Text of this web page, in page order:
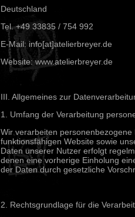
Deutschland
Tel. +49 33835 / 754 992
E-Mail: info[at]atelierbreyer.de
Website: www.atelierbreyer.de
III. Allgemeines zur
1. Umfang der Verarbeitung
Wir verarbeiten
funktionsfähigen Website sowie
Daten unserer Nutzer erfolgt
denen eine vorherige Einholung
der Daten durch gesetzliche
2. Rechtsgrundlage für die